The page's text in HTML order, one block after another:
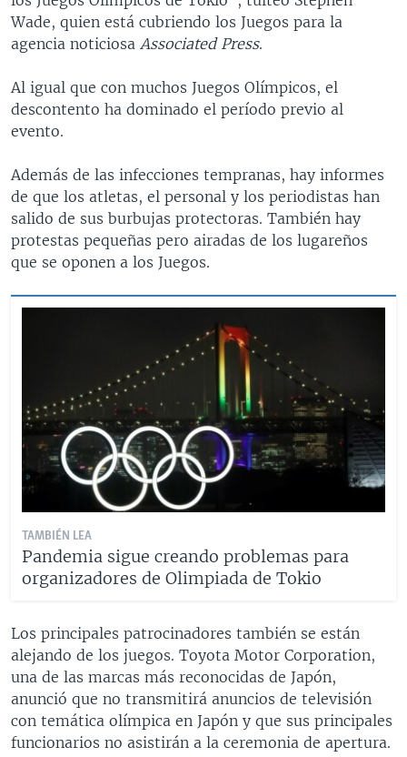
Wade, quien está cubriendo los Juegos para la
agencia noticiosa Associated Press.
Al igual que con muchos Juegos Olímpicos, el
descontento ha dominado el período previo al
evento.
Además de las infecciones tempranas, hay informes
de que los atletas, el personal y los periodistas han
salido de sus burbujas protectoras. También hay
protestas pequeñas pero airadas de los lugareños
que se oponen a los Juegos.
TAMBIÉN LEA
Pandemia sigue creando problemas para
organizadores de Olimpiada de Tokio
Los principales patrocinadores también se están
alejando de los juegos. Toyota Motor Corporation,
una de las marcas más reconocidas de Japón,
anunció que no transmitirá anuncios de televisión
con temática olímpica en Japón y que sus principales
funcionarios no asistirán a la ceremonia de apertura.